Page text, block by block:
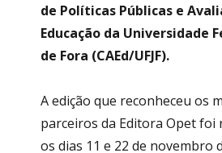
de Políticas Públicas e
Educação da Universidade
de Fora (CAEd/UFJF).
A edição que reconheceu os
parceiros da Editora Opet foi
os dias 11 e 22 de novembro